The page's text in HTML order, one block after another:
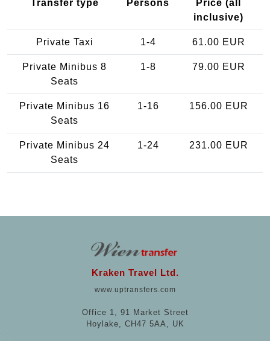
Transfer type Persons
Price (all
inclusive)
Private Taxi 1-4 61.00 EUR
Private Minibus 8
Seats
1-8 79.00 EUR
Private Minibus 16
Seats
1-16 156.00 EUR
Private Minibus 24
Seats
1-24 231.00 EUR
Kraken Travel Ltd.
www.uptransfers.com
Office 1, 91 Market Street
Hoylake, CH47 5AA, UK